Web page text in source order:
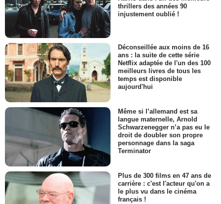
thrillers des années 90
injustement oublié !
Déconseillée aux moins de 16
ans : la suite de cette série
Netflix adaptée de l'un des 100
meilleurs livres de tous les
temps est disponible
aujourd'hui
Même si l’allemand est sa
langue maternelle, Arnold
Schwarzenegger n’a pas eu le
droit de doubler son propre
personnage dans la saga
Terminator
Plus de 300 films en 47 ans de
carrière : c'est l'acteur qu'on a
le plus vu dans le cinéma
français !